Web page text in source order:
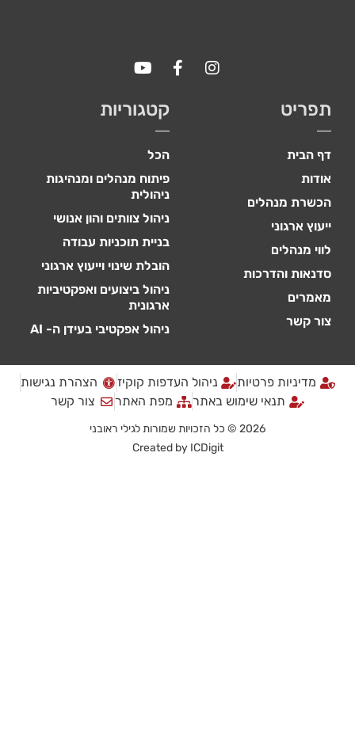
תפריט
דף הבית
אודות
הכשרת מנהלים
ייעוץ ארגוני
לווי מנהלים
סדנאות והדרכות
מאמרים
צור קשר
קטגוריות
הכל
פיתוח מנהלים ומנהיגות
ניהולית
ניהול צוותים והון אנושי
בניית תוכניות עבודה
הובלת שינוי וייעוץ ארגוני
ניהול ביצועים ואפקטיביות
ארגונית
ניהול אפקטיבי בעידן ה- AI
מדיניות פרטיות ניהול העדפות קוקיז
הצהרת נגישות
תנאי שימוש באתר
מפת האתר צור קשר
2026 © כל הזכויות שמורות לגילי ראובני
Created by ICDigit